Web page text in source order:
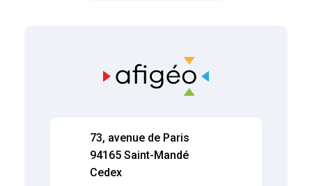
73, avenue de Paris
94165 Saint-Mandé
Cedex